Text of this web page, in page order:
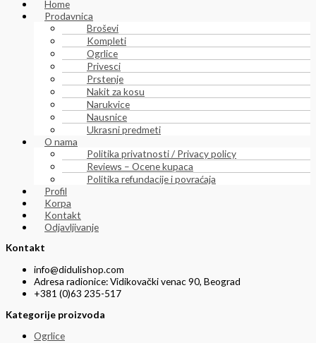
Home
Prodavnica
Broševi
Kompleti
Ogrlice
Privesci
Prstenje
Nakit za kosu
Narukvice
Nausnice
Ukrasni predmeti
O nama
Politika privatnosti / Privacy policy
Reviews – Ocene kupaca
Politika refundacije i povraćaja
Profil
Korpa
Kontakt
Odjavljivanje
Kontakt
info@didulishop.com
Adresa radionice: Vidikovački venac 90, Beograd
+381 (0)63 235-517
Kategorije proizvoda
Ogrlice